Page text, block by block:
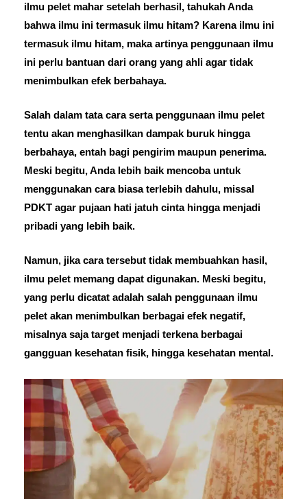
ilmu pelet mahar setelah berhasil, tahukah Anda
bahwa ilmu ini termasuk ilmu hitam? Karena ilmu ini
termasuk ilmu hitam, maka artinya penggunaan ilmu
ini perlu bantuan dari orang yang ahli agar tidak
menimbulkan efek berbahaya.
Salah dalam tata cara serta penggunaan ilmu pelet
tentu akan menghasilkan dampak buruk hingga
berbahaya, entah bagi pengirim maupun penerima.
Meski begitu, Anda lebih baik mencoba untuk
menggunakan cara biasa terlebih dahulu, missal
PDKT agar pujaan hati jatuh cinta hingga menjadi
pribadi yang lebih baik.
Namun, jika cara tersebut tidak membuahkan hasil,
ilmu pelet memang dapat digunakan. Meski begitu,
yang perlu dicatat adalah salah penggunaan ilmu
pelet akan menimbulkan berbagai efek negatif,
misalnya saja target menjadi terkena berbagai
gangguan kesehatan fisik, hingga kesehatan mental.